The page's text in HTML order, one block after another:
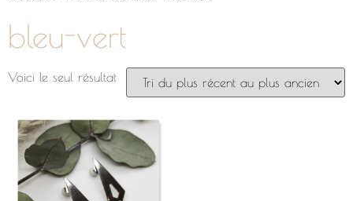
bleu-vert
Voici le seul résultat